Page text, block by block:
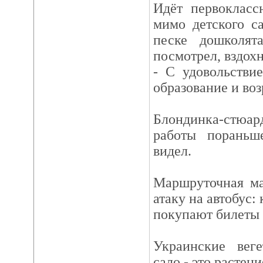
Идёт
мимо детского
песке
посмотрел,
- С
образование и
Блондинка-
работы
видел.
Маршруточная
атаку на
покупают билеты
Украинские